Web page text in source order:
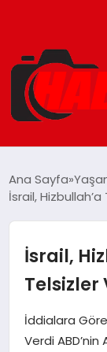
GÜNCEL
EĞITIM
EKONOMI
Ana Sayfa
İsrail,
İsrail,
Telsizler
İddialara
Verdi